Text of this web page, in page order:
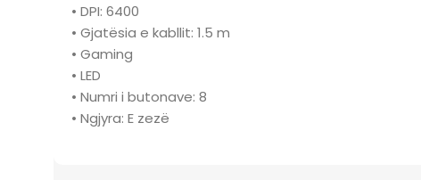
• DPI: 6400
• Gjatësia e kabllit: 1.5 m
• Gaming
• LED
• Numri i butonave: 8
• Ngjyra: E zezë